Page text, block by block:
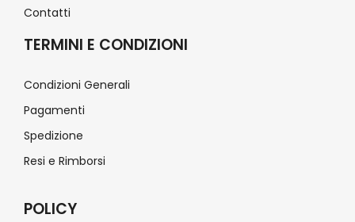
Contatti
TERMINI E CONDIZIONI
Condizioni Generali
Pagamenti
Spedizione
Resi e Rimborsi
POLICY